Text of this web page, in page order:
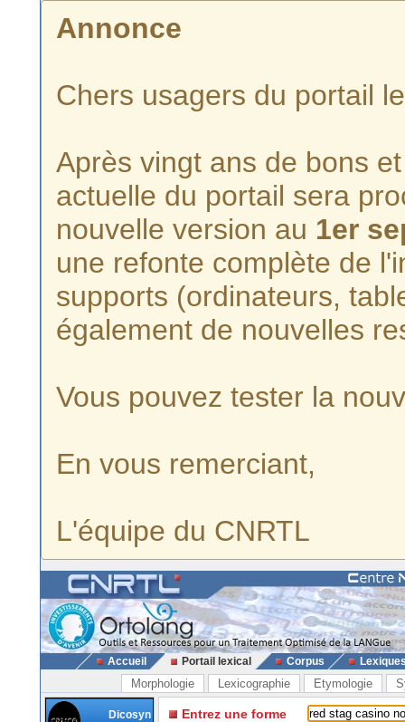
Annonce
Chers usagers du portail
Après vingt ans de bons
actuelle du portail sera
nouvelle version au 1er
une refonte complète de
supports (ordinateurs,
également de nouvelles
Vous pouvez tester la
En vous remerciant,
L'équipe du CNRTL
Accueil Portail lexical Corpus
Morphologie Lexicographie Etymologie
Dicosyn
Entrez une forme